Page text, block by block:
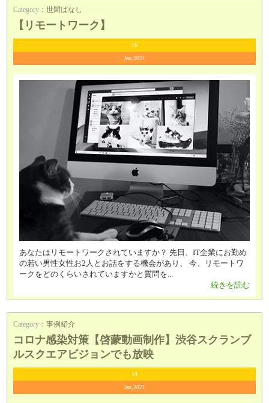
Category ：世間ばなし
【リモートワーク】
16
Jan,2021
あなたはリモートワークされていますか？ 先日、IT企業にお勤め
の若い男性女性お2人とお話をする機会があり、 今、リモートワ
ークをどのくらいされていますかと質問を...
続きを読む
Category ：事例紹介
コロナ感染対策【啓蒙動画制作】渋谷スクランブ
ルスクエアビジョンでも放映
14
Jan,2021